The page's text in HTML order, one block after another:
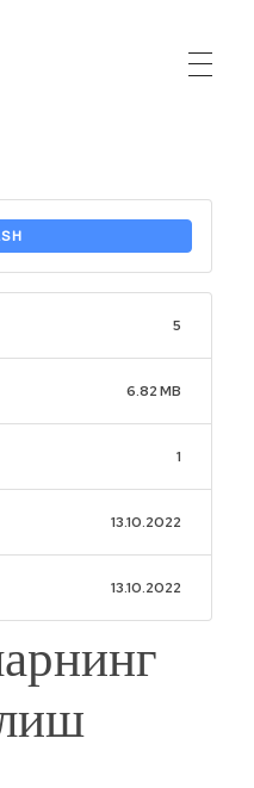
5
6.82 MB
1
13.10.2022
13.10.2022